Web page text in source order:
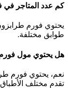
كم عدد المتاجر في
طوابق مختلفة.
هل يحتوي مول
نعم، يحتوي فورم
تقدم مختلف الأطباق